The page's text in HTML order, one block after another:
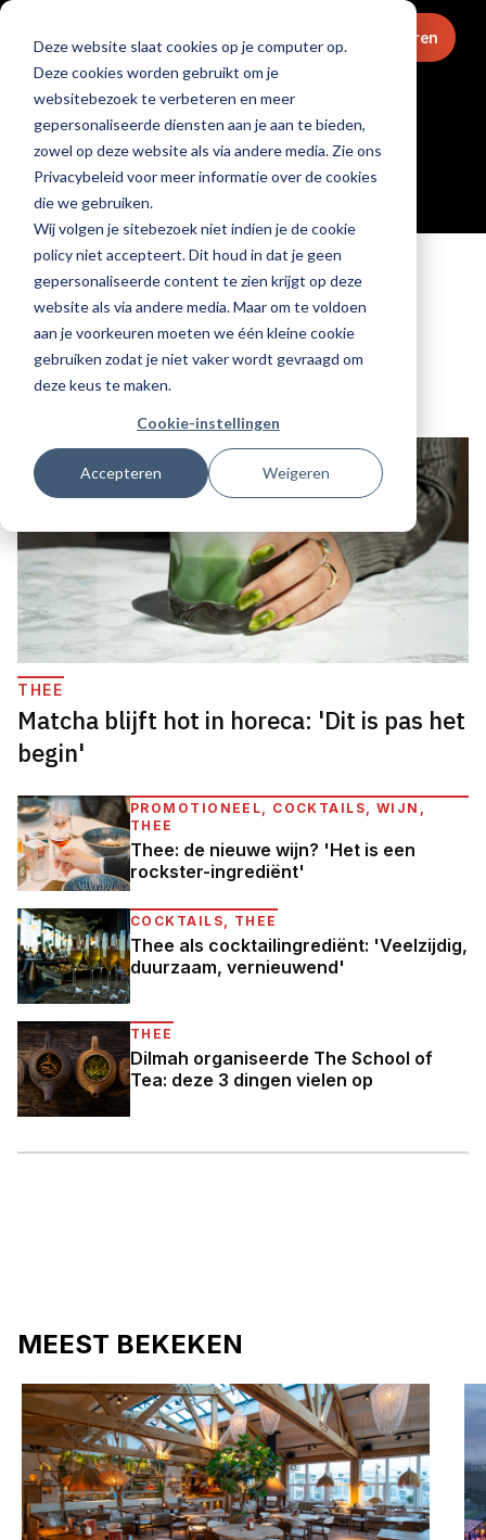
Deze website slaat cookies op je computer op.
Deze cookies worden gebruikt om je
websitebezoek te verbeteren en meer
gepersonaliseerde diensten aan je aan te bieden,
zowel op deze website als via andere media. Zie ons
Privacybeleid voor meer informatie over de cookies
die we gebruiken.
Wij volgen je sitebezoek niet indien je de cookie
policy niet accepteert. Dit houd in dat je geen
gepersonaliseerde content te zien krijgt op deze
website als via andere media. Maar om te voldoen
aan je voorkeuren moeten we één kleine cookie
gebruiken zodat je niet vaker wordt gevraagd om
deze keus te maken.
Cookie-instellingen
Accepteren Weigeren
Menu Abonneren
Home
DRANKEN
ALLES OVER THEE
Alles
THEE
Matcha blijft hot in horeca: 'Dit is pas het
begin'
PROMOTIONEEL, COCKTAILS, WIJN,
THEE
Thee: de nieuwe wijn? 'Het is een
rockster-ingrediënt'
COCKTAILS, THEE
Thee als cocktailingrediënt: 'Veelzijdig,
duurzaam, vernieuwend'
THEE
Dilmah organiseerde The School of
Tea: deze 3 dingen vielen op
MEEST BEKEKEN